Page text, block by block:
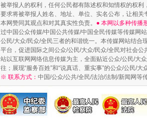
从幼儿园到大学，有这些资助
被举报人的权利，任何公民都有陈述权和知情权的权利，
要求将被举报人姓名、地址、单位、实名公布，让相
本网赞同其观点和对其真实性负责。 ● 本网以多种传播
过中国公众传媒/中国公共传媒/中国全民传媒等传媒网
公民/大众/民众/全民三者的和谐统一。本传媒网站结合
平台，促进国际之间公众/公民/大众/民众/全民对社会
站以互联网网络信息传媒为主，全面贴近公众/公民/大
往；展现“服务百姓”和“说真话、重实事”的公众/公民/
※ 联系方式： 中国/公众/公共/全民/法治/法制/新闻网等